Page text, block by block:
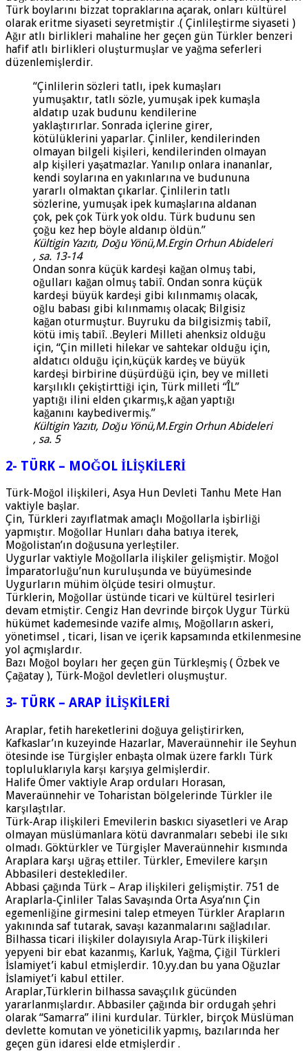
Türk boylarını bizzat topraklarına açarak, onları kültürel
olarak eritme siyaseti seyretmiştir .( Çinlileştirme siyaseti )
Ağır atlı birlikleri mahaline her geçen gün Türkler benzeri
hafif atlı birlikleri oluşturmuşlar ve yağma seferleri
düzenlemişlerdir.
“Çinlilerin sözleri tatlı, ipek kumaşları
yumuşaktır, tatlı sözle, yumuşak ipek kumaşla
aldatıp uzak budunu kendilerine
yaklaştırırlar. Sonrada içlerine girer,
kötülüklerini yaparlar. Çinliler, kendilerinden
olmayan bilgeli kişileri, kendilerinden olmayan
alp kişileri yaşatmazlar. Yanılıp onlara inananlar,
kendi soylarına en yakınlarına ve budununa
yararlı olmaktan çıkarlar. Çinlilerin tatlı
sözlerine, yumuşak ipek kumaşlarına aldanan
çok, pek çok Türk yok oldu. Türk budunu sen
çoğu kez hep böyle aldanıp öldün.”
Kültigin Yazıtı, Doğu Yönü,M.Ergin Orhun Abideleri
, sa. 13-14
Ondan sonra küçük kardeşi kağan olmuş tabi,
oğulları kağan olmuş tabiî. Ondan sonra küçük
kardeşi büyük kardeşi gibi kılınmamış olacak,
oğlu babası gibi kılınmamış olacak; Bilgisiz
kağan oturmuştur. Buyruku da bilgisizmiş tabiî,
kötü imiş tabiî. .Beyleri Milleti ahenksiz olduğu
için, “Çin milleti hilekar ve sahtekar olduğu için,
aldatıcı olduğu için,küçük kardeş ve büyük
kardeşi birbirine düşürdüğü için, bey ve milleti
karşılıklı çekiştirttiği için, Türk milleti “ÎL”
yaptığı ilini elden çıkarmış,k ağan yaptığı
kağanını kaybedivermiş.”
Kültigin Yazıtı, Doğu Yönü,M.Ergin Orhun Abideleri
, sa. 5
2- TÜRK – MOĞOL İLİŞKİLERİ
Türk-Moğol ilişkileri, Asya Hun Devleti Tanhu Mete Han
vaktiyle başlar.
Çin, Türkleri zayıflatmak amaçlı Moğollarla işbirliği
yapmıştır. Moğollar Hunları daha batıya iterek,
Moğolistan’ın doğusuna yerleştiler.
Uygurlar vaktiyle Moğollarla ilişkiler gelişmiştir. Moğol
İmparatorluğu’nun kuruluşunda ve büyümesinde
Uygurların mühim ölçüde tesiri olmuştur.
Türklerin, Moğollar üstünde ticari ve kültürel tesirleri
devam etmiştir. Cengiz Han devrinde birçok Uygur Türkü
hükümet kademesinde vazife almış, Moğolların askeri,
yönetimsel , ticari, lisan ve içerik kapsamında etkilenmesine
yol açmışlardır.
Bazı Moğol boyları her geçen gün Türkleşmiş ( Özbek ve
Çağatay ), Türk-Moğol devletleri oluşmuştur.
3- TÜRK – ARAP İLİŞKİLERİ
Araplar, fetih hareketlerini doğuya geliştirirken,
Kafkaslar’ın kuzeyinde Hazarlar, Maveraünnehir ile Seyhun
ötesinde ise Türgişler enbaşta olmak üzere farklı Türk
topluluklarıyla karşı karşıya gelmişlerdir.
Halife Ömer vaktiyle Arap orduları Horasan,
Maveraünnehir ve Toharistan bölgelerinde Türkler ile
karşılaştılar.
Türk-Arap ilişkileri Emevilerin baskıcı siyasetleri ve Arap
olmayan müslümanlara kötü davranmaları sebebi ile sıkı
olmadı. Göktürkler ve Türgişler Maveraünnehir kısmında
Araplara karşı uğraş ettiler. Türkler, Emevilere karşın
Abbasileri desteklediler.
Abbasi çağında Türk – Arap ilişkileri gelişmiştir. 751 de
Araplarla-Çinliler Talas Savaşında Orta Asya’nın Çin
egemenliğine girmesini talep etmeyen Türkler Arapların
yakınında saf tutarak, savaşı kazanmalarını sağladılar.
Bilhassa ticari ilişkiler dolayısıyla Arap-Türk ilişkileri
yepyeni bir ebat kazanmış, Karluk, Yağma, Çiğil Türkleri
İslamiyet’i kabul etmişlerdir. 10.yy.dan bu yana Oğuzlar
İslamiyet’i kabul ettiler.
Araplar,Türklerin bilhassa savaşçılık gücünden
yararlanmışlardır. Abbasiler çağında bir ordugah şehri
olarak “Samarra” ilini kurdular. Türkler, birçok Müslüman
devlette komutan ve yöneticilik yapmış, bazılarında her
geçen gün idaresi elde etmişlerdir .